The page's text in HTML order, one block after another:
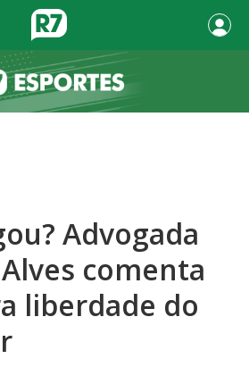
Advogada
comenta
liberdade do